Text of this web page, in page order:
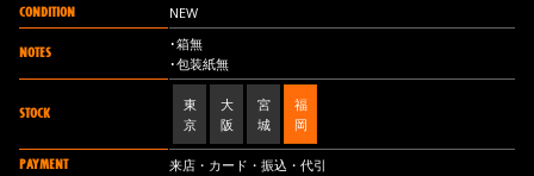
CONDITION NEW
NOTES
･箱無
･包装紙無
STOCK
東
京
大
阪
宮
城
福
岡
PAYMENT 来店・カード・振込・代引